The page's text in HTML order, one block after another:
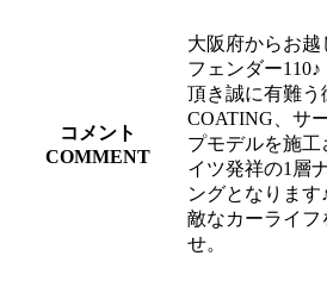
コメント
COMMENT
大阪府からお越
フェンダー
頂き誠に有難う
COATING、サ
プモデルを施工
イツ発祥の1層
ングとなりま
敵なカーライフ
せ。